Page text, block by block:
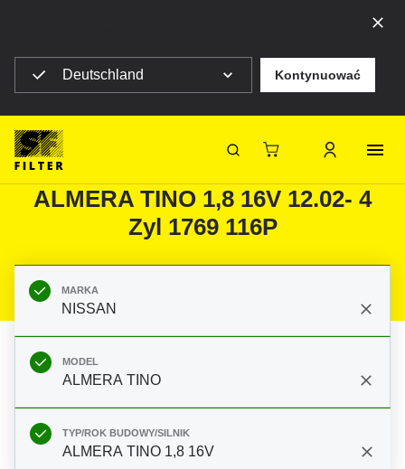
Deutschland Kontynuować
SF-Filter
Filtry do NISSAN ALMERA TINO
ALMERA TINO 1,8 16V 12.02- 4
Zyl 1769 116P
MARKA
NISSAN
MODEL
ALMERA TINO
TYP/ROK BUDOWY/SILNIK
ALMERA TINO 1,8 16V